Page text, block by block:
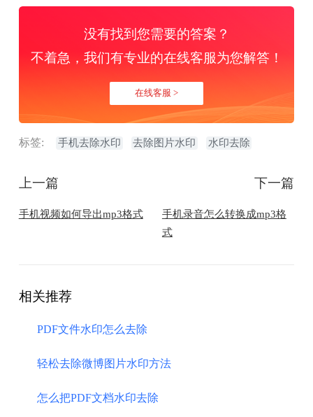
没有找到您需要的答案？
不着急，我们有专业的在线客服为您解答！
在线客服 >
标签: 手机去除水印 去除图片水印 水印去除
上一篇
​手机视频如何导出mp3格式
下一篇
​手机录音怎么转换成mp3格
式
相关推荐
PDF文件水印怎么去除
轻松去除微博图片水印方法
怎么把PDF文档水印去除